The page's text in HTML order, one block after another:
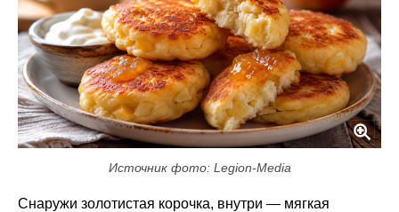
Источник фото: Legion-Media
Снаружи золотистая корочка, внутри — мягкая